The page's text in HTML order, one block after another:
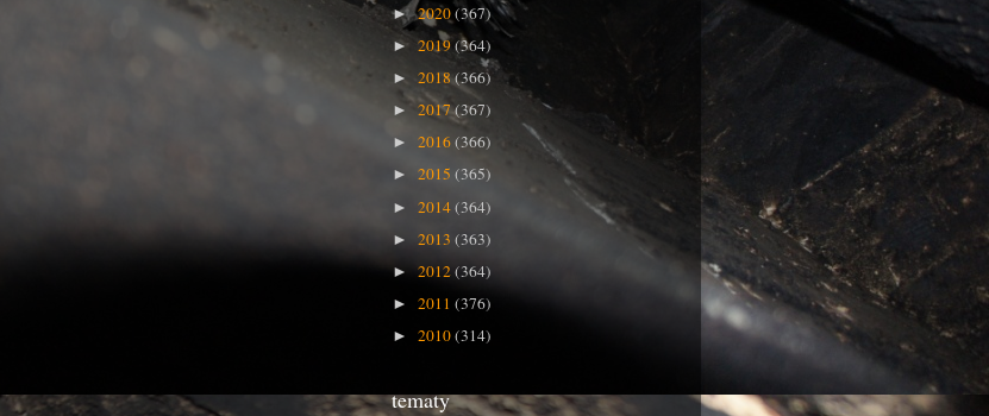
►2020(367)
► 2019(364)
► 2018(366)
► 2017(367)
► 2016(366)
► 2015 (365)
► 2014(364)
► 2013 (363)
► 2012(364)
► 2011 (376)
► 2010(314)
tematy